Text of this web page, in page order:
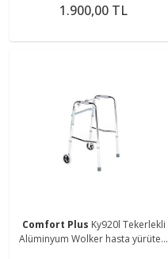
1.900,00 TL
Comfort Plus Ky920l Tekerlekli
Alüminyum Wolker hasta yürüteci